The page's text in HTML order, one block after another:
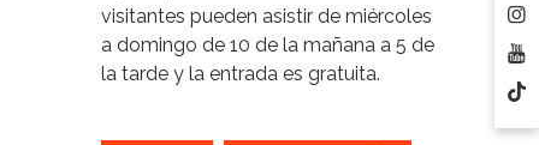
visitantes pueden asistir de miércoles
a domingo de 10 de la mañana a 5 de
la tarde y la entrada es gratuita.